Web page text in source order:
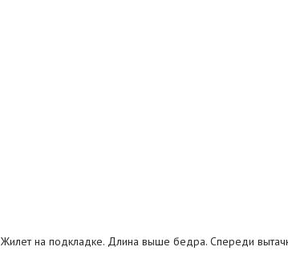
Жилет на подкладке. Длина выше бедра. Спереди